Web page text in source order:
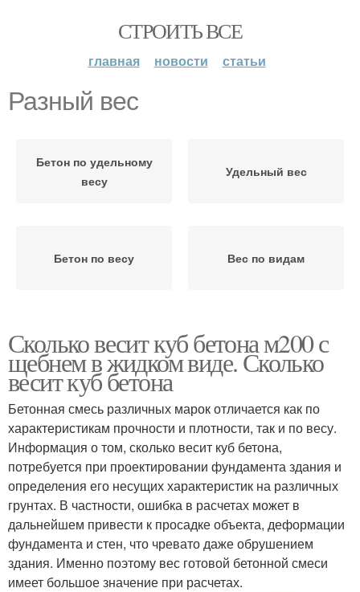
СТРОИТЬ ВСЕ
главная новости статьи
Разный вес
Бетон по удельному
весу
Удельный вес
Бетон по весу Вес по видам
Сколько весит куб бетона м200 с
щебнем в жидком виде. Сколько
весит куб бетона
Бетонная смесь различных марок отличается как по
характеристикам прочности и плотности, так и по весу.
Информация о том, сколько весит куб бетона,
потребуется при проектировании фундамента здания и
определения его несущих характеристик на различных
грунтах. В частности, ошибка в расчетах может в
дальнейшем привести к просадке объекта, деформации
фундамента и стен, что чревато даже обрушением
здания. Именно поэтому вес готовой бетонной смеси
имеет большое значение при расчетах.